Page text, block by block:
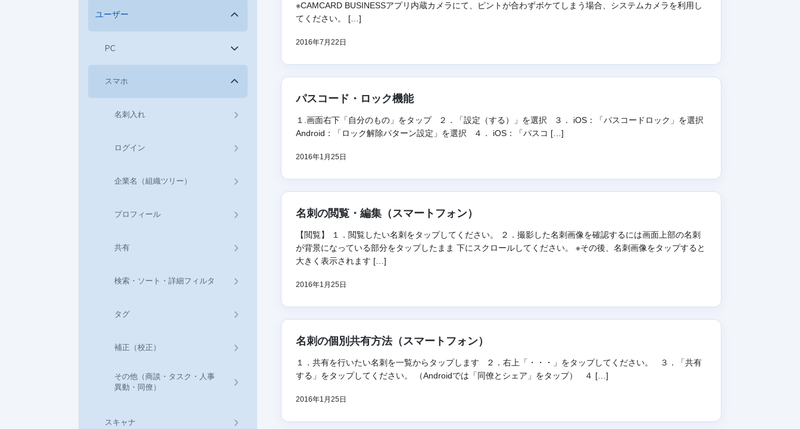
ユーザー
PC
スマホ
名刺入れ
ログイン
企業名（組織ツリー）
プロフィール
共有
検索・ソート・詳細フィルタ
タグ
補正（校正）
その他（商談・タスク・人事
異動・同僚）
スキャナ
※CAMCARD BUSINESSアプリ内蔵カメラにて、ピントが合わずボケてしまう場合、システムカメラを利用し
てください。 […]
2016年7月22日
パスコード・ロック機能
１.画面右下「自分のもの」をタップ ２．「設定（する）」を選択 ３． iOS：「パスコードロック」を選択
Android：「ロック解除パターン設定」を選択 ４． iOS：「パスコ […]
2016年1月25日
名刺の閲覧・編集（スマートフォン）
【閲覧】 １．閲覧したい名刺をタップしてください。 ２．撮影した名刺画像を確認するには画面上部の名刺
が背景になっている部分をタップしたまま 下にスクロールしてください。 ※その後、名刺画像をタップすると
大きく表示されます […]
2016年1月25日
名刺の個別共有方法（スマートフォン）
１．共有を行いたい名刺を一覧からタップします ２．右上「・・・」をタップしてください。 ３．「共有
する」をタップしてください。 （Androidでは「同僚とシェア」をタップ） ４ […]
2016年1月25日